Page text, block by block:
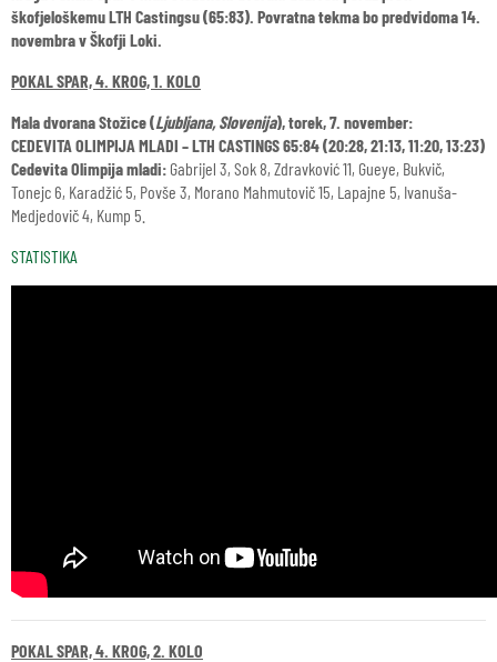
škofjeloškemu LTH Castingsu (65:83). Povratna tekma bo predvidoma 14.
novembra v Škofji Loki.
POKAL SPAR, 4. KROG, 1. KOLO
Mala dvorana Stožice (Ljubljana, Slovenija), torek, 7. november:
CEDEVITA OLIMPIJA MLADI – LTH CASTINGS 65:84 (20:28, 21:13, 11:20, 13:23)
Cedevita Olimpija mladi: Gabrijel 3, Sok 8, Zdravković 11, Gueye, Bukvič,
Tonejc 6, Karadžić 5, Povše 3, Morano Mahmutovič 15, Lapajne 5, Ivanuša-
Medjedovič 4, Kump 5.
STATISTIKA
POKAL SPAR, 4. KROG, 2. KOLO